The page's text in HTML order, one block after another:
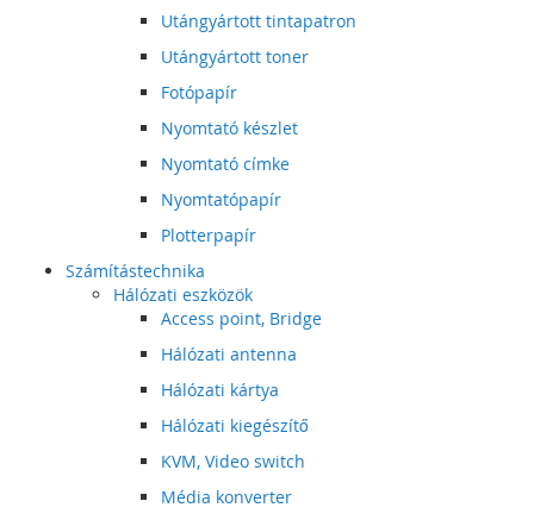
Utángyártott tintapatron
Utángyártott toner
Fotópapír
Nyomtató készlet
Nyomtató címke
Nyomtatópapír
Plotterpapír
Számítástechnika
Hálózati eszközök
Access point, Bridge
Hálózati antenna
Hálózati kártya
Hálózati kiegészítő
KVM, Video switch
Média konverter